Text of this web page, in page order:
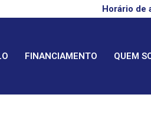
Horário de
FINANCIAMENTO QUEM